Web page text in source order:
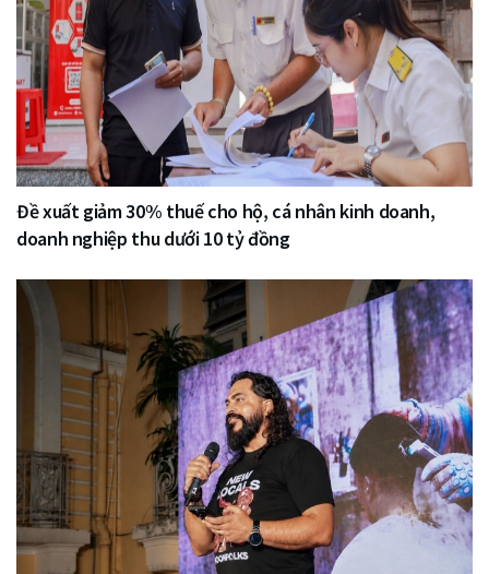
Đề xuất giảm 30% thuế cho hộ, cá nhân kinh doanh,
doanh nghiệp thu dưới 10 tỷ đồng